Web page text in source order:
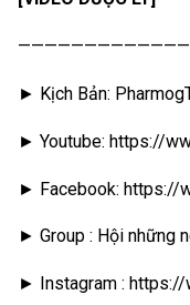
► Kịch Bản:
► Youtube: https://
► Facebook: https://
► Group : Hội những
► Instagram : https://